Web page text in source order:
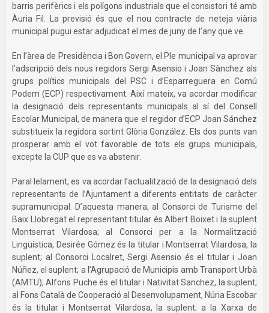
barris perifèrics i els polígons industrials que el consistori té amb
Àuria Fil. La previsió és que el nou contracte de neteja viària
municipal pugui estar adjudicat el mes de juny de l’any que ve.
En l’àrea de Presidència i Bon Govern, el Ple municipal va aprovar
l’adscripció dels nous regidors Sergi Asensio i Joan Sànchez als
grups polítics municipals del PSC i d’Esparreguera en Comú
Podem (ECP) respectivament. Així mateix, va acordar modificar
la designació dels representants municipals al sí del Consell
Escolar Municipal, de manera que el regidor d’ECP Joan Sánchez
substitueix la regidora sortint Glòria González. Els dos punts van
prosperar amb el vot favorable de tots els grups municipals,
excepte la CUP que es va abstenir.
Paral·lelament, es va acordar l’actualització de la designació dels
representants de l’Ajuntament a diferents entitats de caràcter
supramunicipal. D’aquesta manera, al Consorci de Turisme del
Baix Llobregat el representant titular és Albert Boixet i la suplent
Montserrat Vilardosa; al Consorci per a la Normalització
Lingüística, Desirée Gómez és la titular i Montserrat Vilardosa, la
suplent; al Consorci Localret, Sergi Asensio és el titular i Joan
Núñez, el suplent; a l’Agrupació de Municipis amb Transport Urbà
(AMTU), Alfons Puche és el titular i Nativitat Sanchez, la suplent;
al Fons Català de Cooperació al Desenvolupament, Núria Escobar
és la titular i Montserrat Vilardosa, la suplent; a la Xarxa de